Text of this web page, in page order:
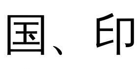
国、印